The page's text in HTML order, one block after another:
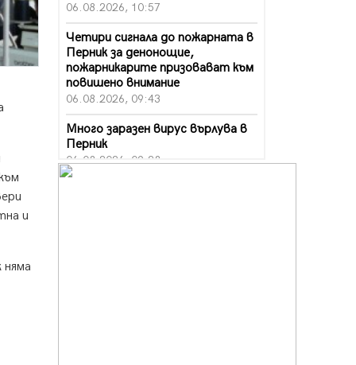
и
06.08.2026, 10:57
Четири сигнала до пожарната в
Перник за денонощие,
пожарникарите призовават към
повишено внимание
06.08.2026, 09:43
Много заразен вирус върлува в
Перник
06.08.2026, 09:28